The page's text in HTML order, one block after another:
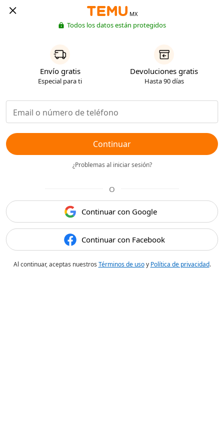
MX
Todos los datos están protegidos
Envío gratis
Especial para ti
Devoluciones gratis
Hasta 90 días
Continuar
¿Problemas al iniciar sesión?
O
Continuar con Google
Continuar con Facebook
Al continuar, aceptas nuestros Términos de usoy Política de privacidad.